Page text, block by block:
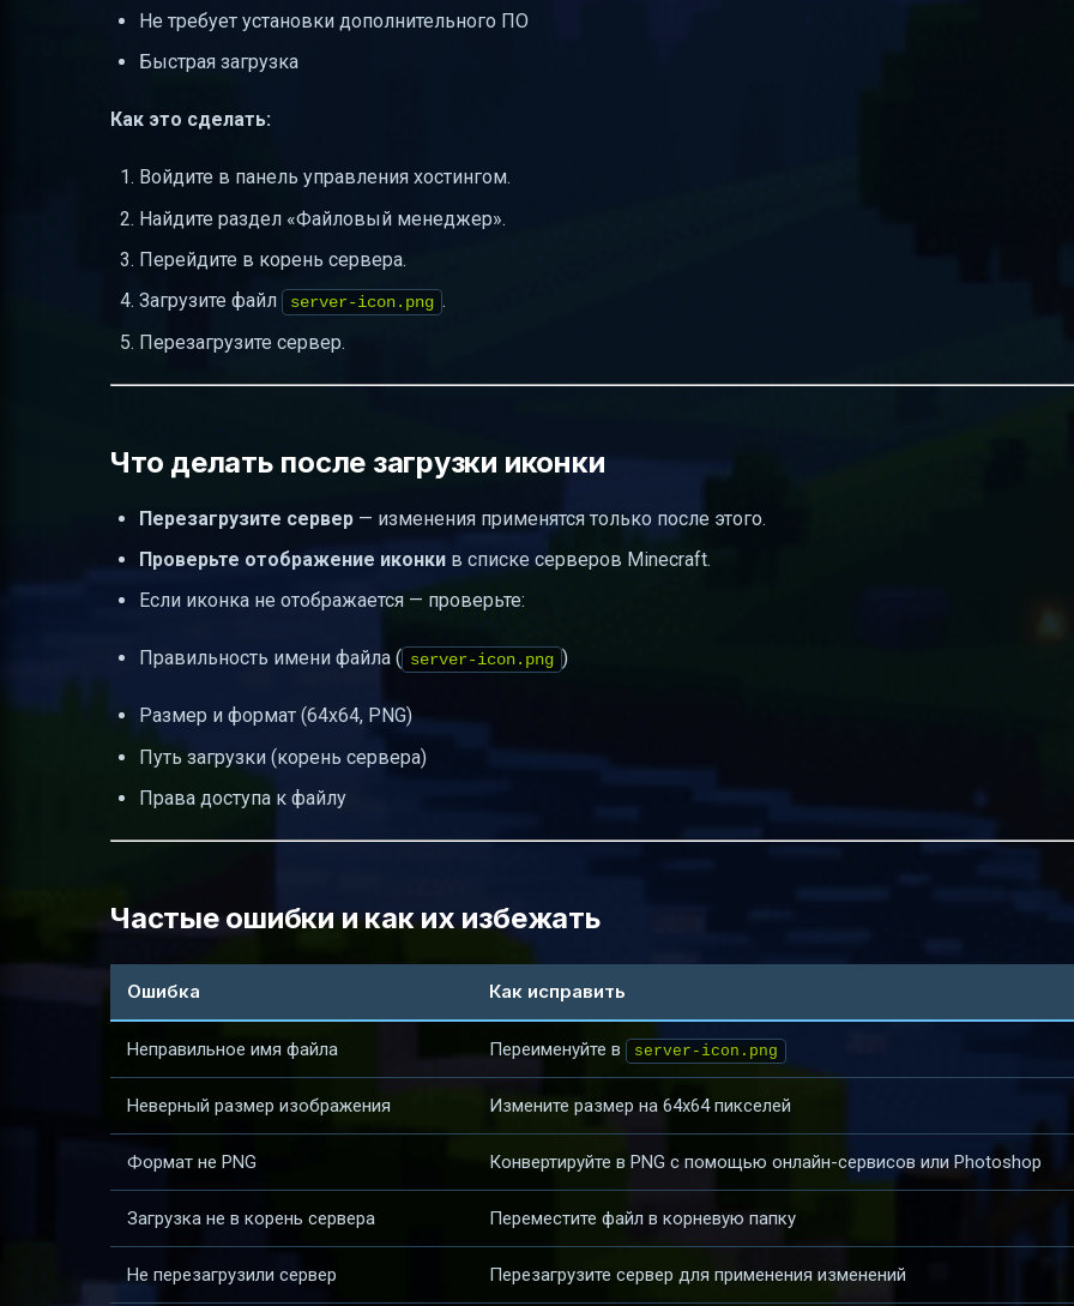
Не требует установки дополнительного ПО
Быстрая загрузка
Как это сделать:
Войдите в панель управления хостингом.
Найдите раздел «Файловый менеджер».
Перейдите в корень сервера.
Загрузите файл
server-icon.png .
Перезагрузите сервер.
Что делать после загрузки иконки
Перезагрузите сервер — изменения применятся только после этого.
Проверьте отображение иконки в списке серверов Minecraft.
Если иконка не отображается — проверьте:
Правильность имени файла ( server-icon.png )
Размер и формат (64x64, PNG)
Путь загрузки (корень сервера)
Права доступа к файлу
Частые ошибки и как их избежать
Ошибка Как исправить
Неправильное имя файла Переименуйте в server-icon.png
Неверный размер изображения Измените размер на 64x64 пикселей
Формат не PNG Конвертируйте в PNG с помощью онлайн-сервисов или Photoshop
Загрузка не в корень сервера Переместите файл в корневую папку
Не перезагрузили сервер Перезагрузите сервер для применения изменений